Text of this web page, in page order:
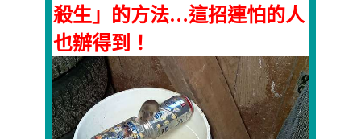
殺生」的方法…這招連怕的人
也辦得到！